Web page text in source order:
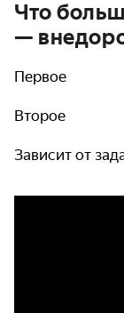
Что
—
Первое
Второе
Зависит от